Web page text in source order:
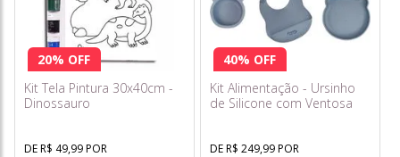
20% OFF
Kit Tela Pintura 30x40cm -
Dinossauro
DE R$ 49,99 POR
40% OFF
Kit Alimentação - Ursinho
de Silicone com Ventosa
DE R$ 249,99 POR